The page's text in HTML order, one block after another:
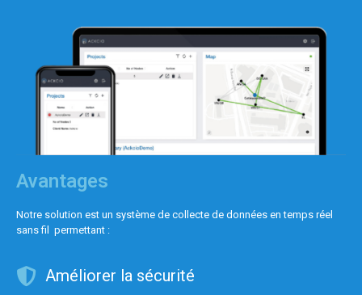
Avantages
Notre solution est un système de collecte de données en temps réel
sans fil permettant :
Améliorer la sécurité